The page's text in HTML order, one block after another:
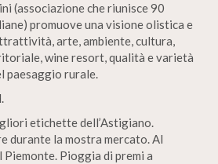
(associazione che riunisce 90
promuove una visione olistica e
arte, ambiente, cultura,
wine resort, qualità e varietà
paesaggio rurale.
etichette dell’Astigiano.
durante la mostra mercato. Al
Pioggia di premi a